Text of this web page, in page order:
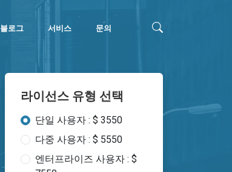
블로그 서비스 문의
라이선스 유형 선택
단일 사용자 : $ 3550
다중 사용자 : $ 5550
엔터프라이즈 사용자 : $